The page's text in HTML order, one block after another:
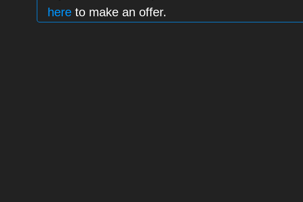
here to make an offer.